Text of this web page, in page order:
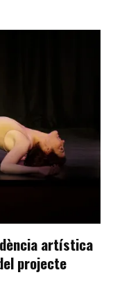
artística
projecte